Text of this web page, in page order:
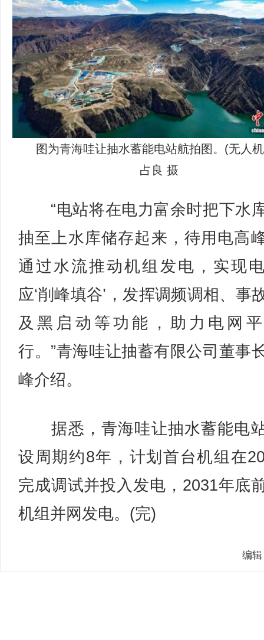
图为青海哇让抽水蓄能电站航拍图。(无人
占良 摄
“电站将在电力富余时把下水
抽至上水库储存起来，待用电高
通过水流推动机组发电，实现
应‘削峰填谷’，发挥调频调相、事
及黑启动等功能，助力电网
行。”青海哇让抽蓄有限公司董事
峰介绍。
据悉，青海哇让抽水蓄能电
设周期约8年，计划首台机组在
完成调试并投入发电，2031年底
机组并网发电。(完)
编